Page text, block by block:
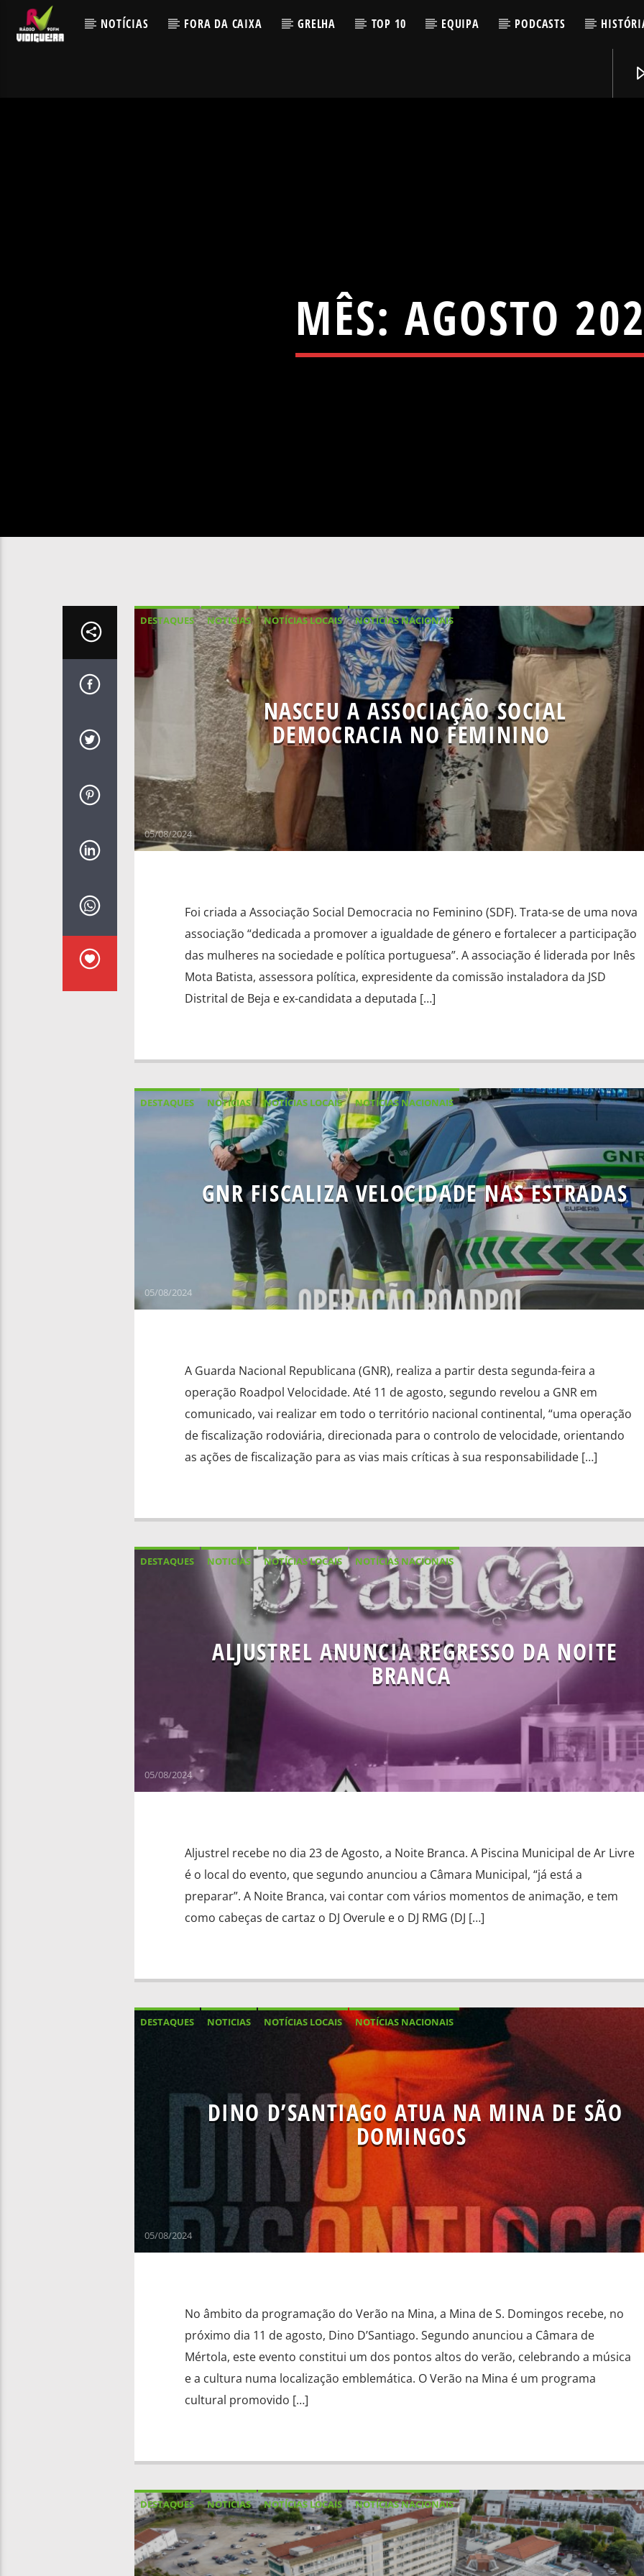
NOTÍCIAS FORA DA CAIXA GRELHA TOP 10 EQUIPA PODCASTS
MÊS:AGOSTO
DESTAQUES NOTICIAS NOTÍCIAS LOCAIS NOTÍCIAS NACIONAIS
NASCEU A ASSOCIAÇÃO SOCIAL
DEMOCRACIA NO FEMININO
05/08/2024
Foi criada a Associação Social Democracia no Feminino (SDF). Trata-se de uma nova
associação “dedicada a promover a igualdade de género e fortalecer a participação
das mulheres na sociedade e política portuguesa”. A associação é liderada por Inês
Mota Batista, assessora política, expresidente da comissão instaladora da JSD
Distrital de Beja e ex-candidata a deputada […]
DESTAQUES NOTICIAS NOTÍCIAS LOCAIS NOTÍCIAS NACIONAIS
GNR FISCALIZA VELOCIDADE NAS ESTRADAS
05/08/2024
A Guarda Nacional Republicana (GNR), realiza a partir desta segunda-feira a
operação Roadpol Velocidade. Até 11 de agosto, segundo revelou a GNR em
comunicado, vai realizar em todo o território nacional continental, “uma operação
de fiscalização rodoviária, direcionada para o controlo de velocidade, orientando
as ações de fiscalização para as vias mais críticas à sua responsabilidade […]
DESTAQUES NOTICIAS NOTÍCIAS LOCAIS NOTÍCIAS NACIONAIS
ALJUSTREL ANUNCIA REGRESSO DA NOITE
BRANCA
05/08/2024
Aljustrel recebe no dia 23 de Agosto, a Noite Branca. A Piscina Municipal de Ar Livre
é o local do evento, que segundo anunciou a Câmara Municipal, “já está a
preparar”. A Noite Branca, vai contar com vários momentos de animação, e tem
como cabeças de cartaz o DJ Overule e o DJ RMG (DJ […]
DESTAQUES NOTICIAS NOTÍCIAS LOCAIS NOTÍCIAS NACIONAIS
DINO D’SANTIAGO ATUA NA MINA DE SÃO
DOMINGOS
05/08/2024
No âmbito da programação do Verão na Mina, a Mina de S. Domingos recebe, no
próximo dia 11 de agosto, Dino D’Santiago. Segundo anunciou a Câmara de
Mértola, este evento constitui um dos pontos altos do verão, celebrando a música
e a cultura numa localização emblemática. O Verão na Mina é um programa
cultural promovido […]
DESTAQUES NOTICIAS NOTÍCIAS LOCAIS NOTÍCIAS NACIONAIS